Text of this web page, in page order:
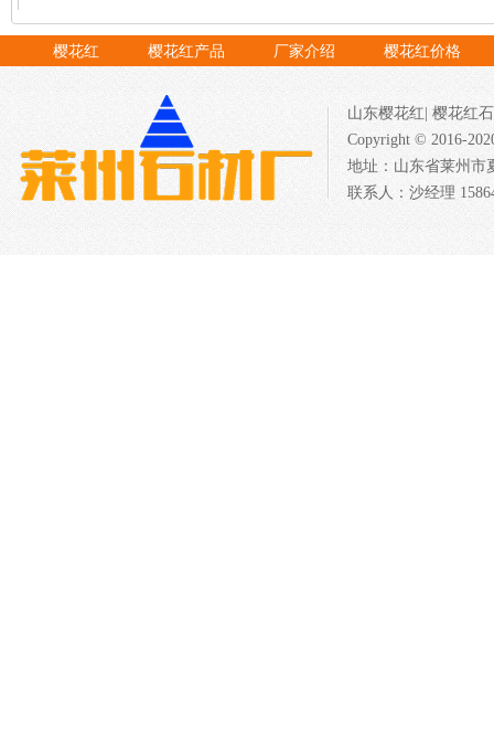
樱花红 樱花红产品 厂家介绍 樱花红价格
山东樱花红 |樱花红
Copyright © 2016-
地址：山东省莱州市
联系人：沙经理